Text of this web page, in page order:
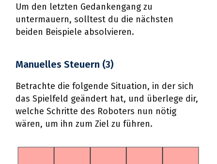
Um den letzten Gedankengang zu
untermauern, solltest du die nächsten
beiden Beispiele absolvieren.
Manuelles Steuern (3)
Betrachte die folgende Situation, in der sich
das Spielfeld geändert hat, und überlege dir,
welche Schritte des Roboters nun nötig
wären, um ihn zum Ziel zu führen.